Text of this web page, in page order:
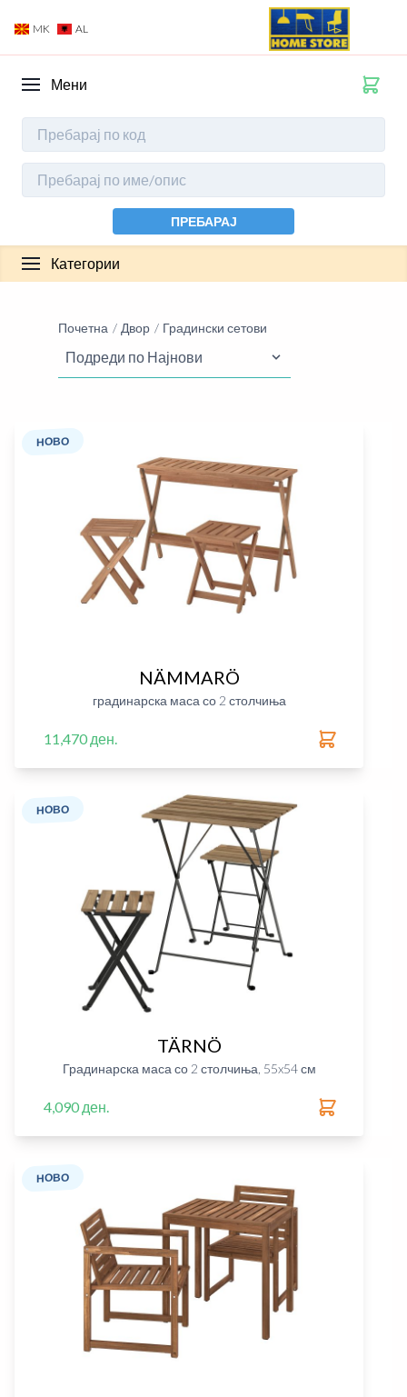
MK AL
Мени
ПРЕБАРАЈ
Категории
Почетна Двор Градински сетови
НОВО
NÄMMARÖ
градинарска маса со 2 столчиња
11,470 ден.
НОВО
TÄRNÖ
Градинарска маса со 2 столчиња, 55x54 см
4,090 ден.
НОВО